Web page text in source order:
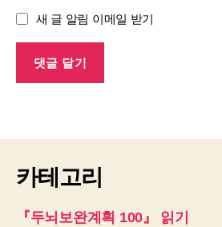
새 글 알림 이메일 받기
카테고리
『두뇌보완계획 100』 읽기